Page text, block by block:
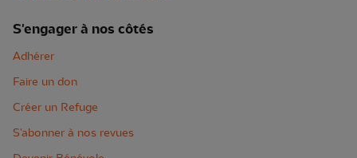
S'engager à nos côtés
Adhérer
Faire un don
Créer un Refuge
S'abonner à nos revues